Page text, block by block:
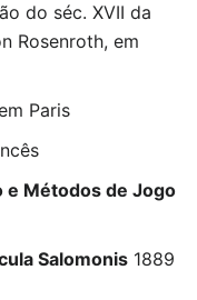
do séc. XVII da
Rosenroth, em
Paris
e Métodos de Jogo
Salomonis 1889